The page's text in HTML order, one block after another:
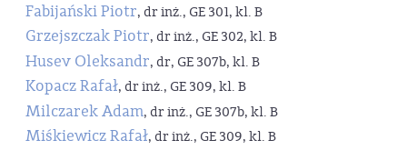
Fabijański Piotr, dr inż., GE 301, kl. B
Grzejszczak Piotr, dr inż., GE 302, kl. B
Husev Oleksandr, dr, GE 307b, kl. B
Kopacz Rafał, dr inż., GE 309, kl. B
Milczarek Adam, dr inż., GE 307b, kl. B
Miśkiewicz Rafał, dr inż., GE 309, kl. B